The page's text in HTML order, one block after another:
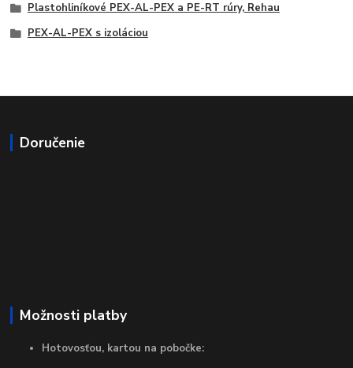
Plastohliníkové PEX-AL-PEX a PE-RT rúry, Rehau
PEX-AL-PEX s izoláciou
Doručenie
Možnosti platby
Hotovosťou, kartou na pobočke: